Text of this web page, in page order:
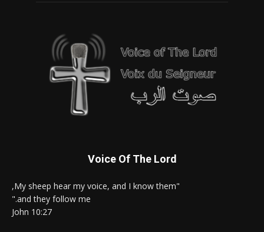
Voice Of The Lord
"My sheep hear my voice, and I know them,
and they follow me."
John 10:27